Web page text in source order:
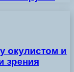
окулистом и
зрения